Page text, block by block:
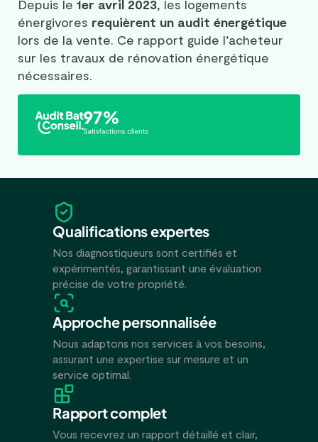
Depuis le 1er avril 2023, les logements
énergivores requièrent un audit énergétique
lors de la vente. Ce rapport guide l’acheteur
sur les travaux de rénovation énergétique
nécessaires.
Qualifications expertes
Nos diagnostiqueurs sont certifiés et
expérimentés, garantissant une évaluation
précise de votre propriété.
Approche personnalisée
Nous adaptons nos services à vos besoins,
assurant une expertise sur mesure et un
service optimal.
Rapport complet
Vous recevrez un rapport détaillé et clair,